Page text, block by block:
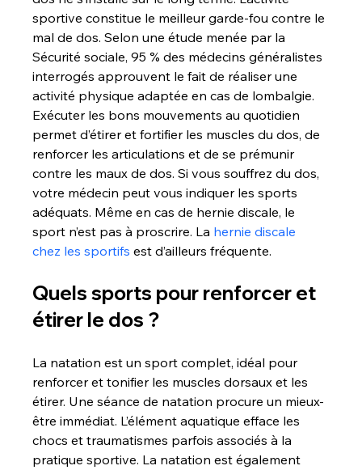
sportive constitue le meilleur garde-fou contre le
mal de dos. Selon une étude menée par la
Sécurité sociale, 95 % des médecins généralistes
interrogés approuvent le fait de réaliser une
activité physique adaptée en cas de lombalgie.
Exécuter les bons mouvements au quotidien
permet d’étirer et fortifier les muscles du dos, de
renforcer les articulations et de se prémunir
contre les maux de dos. Si vous souffrez du dos,
votre médecin peut vous indiquer les sports
adéquats. Même en cas de hernie discale, le
sport n’est pas à proscrire. La hernie discale
chez les sportifs est d’ailleurs fréquente.
Quels sports pour renforcer et
étirer le dos ?
La natation est un sport complet, idéal pour
renforcer et tonifier les muscles dorsaux et les
étirer. Une séance de natation procure un mieux-
être immédiat. L’élément aquatique efface les
chocs et traumatismes parfois associés à la
pratique sportive. La natation est également